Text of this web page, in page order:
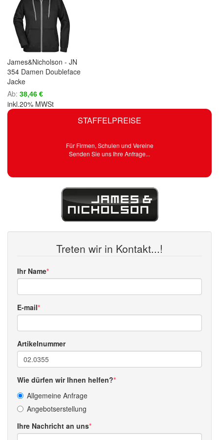
STAFFELPREISE
Für Firmen, Schulen und Vereine
Senden Sie uns Ihre Anfrage...
Treten wir in Kontakt...!
Ihr Name
E-mail
Artikelnummer
Wie dürfen wir Ihnen helfen?
Allgemeine Anfrage
Angebotserstellung
Ihre Nachricht an uns
James&Nicholson - JN
354 Damen Doubleface
Jacke
Ab 38,46 €
inkl.20% MWSt